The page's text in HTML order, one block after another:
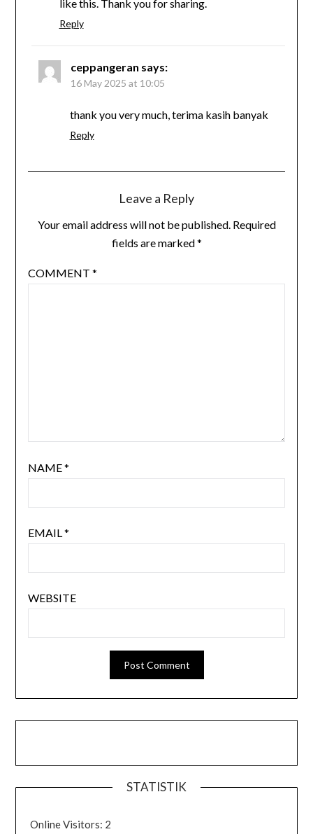
like this. Thank you for sharing.
Reply
ceppangeran says:
16 May 2025 at 10:05
thank you very much, terima kasih banyak
Reply
Leave a Reply
Your email address will not be published. Required
fields are marked*
COMMENT *
NAME*
EMAIL*
WEBSITE
STATISTIK
Online Visitors: 2